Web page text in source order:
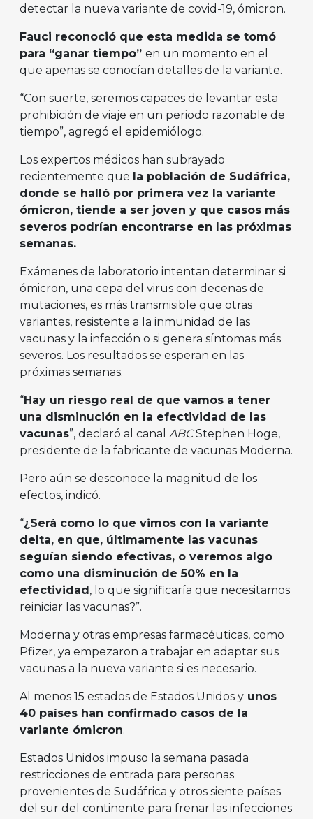
detectar la nueva variante de covid-19, ómicron.
Fauci reconoció que esta medida se tomó
para “ganar tiempo” en un momento en el
que apenas se conocían detalles de la variante.
“Con suerte, seremos capaces de levantar esta
prohibición de viaje en un periodo razonable de
tiempo”, agregó el epidemiólogo.
Los expertos médicos han subrayado
recientemente que la población de Sudáfrica,
donde se halló por primera vez la variante
ómicron, tiende a ser joven y que casos más
severos podrían encontrarse en las próximas
semanas.
Exámenes de laboratorio intentan determinar si
ómicron, una cepa del virus con decenas de
mutaciones, es más transmisible que otras
variantes, resistente a la inmunidad de las
vacunas y la infección o si genera síntomas más
severos. Los resultados se esperan en las
próximas semanas.
“Hay un riesgo real de que vamos a tener
una disminución en la efectividad de las
vacunas”, declaró al canal ABCStephen Hoge,
presidente de la fabricante de vacunas Moderna.
Pero aún se desconoce la magnitud de los
efectos, indicó.
“¿Será como lo que vimos con la variante
delta, en que, últimamente las vacunas
seguían siendo efectivas, o veremos algo
como una disminución de 50% en la
efectividad , lo que significaría que necesitamos
reiniciar las vacunas?”.
Moderna y otras empresas farmacéuticas, como
Pfizer, ya empezaron a trabajar en adaptar sus
vacunas a la nueva variante si es necesario.
Al menos 15 estados de Estados Unidos y unos
40 países han confirmado casos de la
variante ómicron.
Estados Unidos impuso la semana pasada
restricciones de entrada para personas
provenientes de Sudáfrica y otros siente países
del sur del continente para frenar las infecciones